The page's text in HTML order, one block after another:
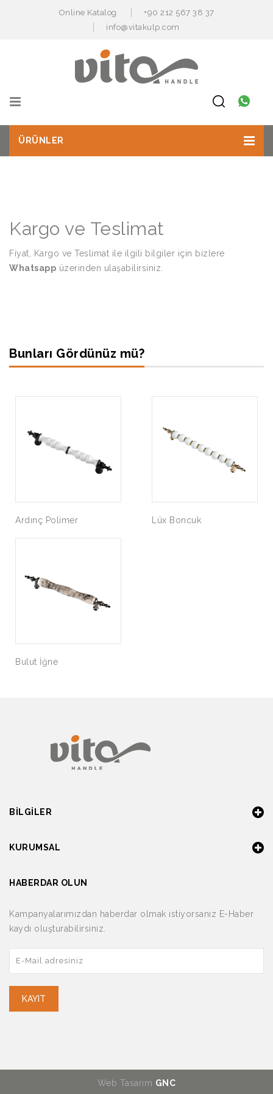
Online Katalog
+90 212 567 38 37
info@vitakulp.com
ÜRÜNLER
Kargo ve Teslimat
Fiyat, Kargo ve Teslimat ile ilgili bilgiler için bizlere
Whatsapp üzerinden ulaşabilirsiniz.
Bunları Gördünüz mü?
Ardınç Polimer Lüx Boncuk
Bulut İğne
BILGILER
KURUMSAL
HABERDAR OLUN
Kampanyalarımızdan haberdar olmak istiyorsanız E-Haber
kaydı oluşturabilirsiniz.
KAYIT
Web Tasarım GNC